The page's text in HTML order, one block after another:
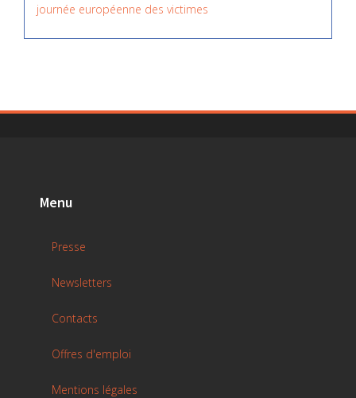
journée européenne des victimes
Menu
Presse
Newsletters
Contacts
Offres d'emploi
Mentions légales